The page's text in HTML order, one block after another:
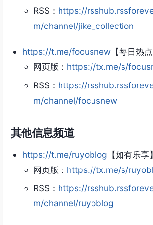
RSS： https://
m/channel/jike_collection
https://t.me/focusnew 【每日热
网页版： https://tx.me/s/
RSS： https://
m/channel/focusnew
其他信息频道
https://t.me/ruyoblog 【如有乐享】
网页版： https://tx.me/s/
RSS： https://
m/channel/ruyoblog